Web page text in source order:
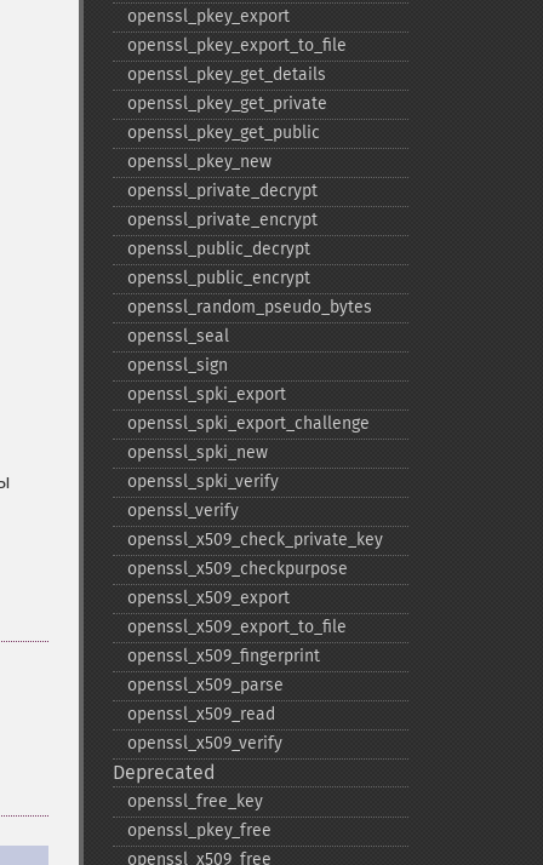
openssl_​pkey_​export
openssl_​pkey_​export_​to_​file
openssl_​pkey_​get_​details
openssl_​pkey_​get_​private
openssl_​pkey_​get_​public
openssl_​pkey_​new
openssl_​private_​decrypt
openssl_​private_​encrypt
openssl_​public_​decrypt
openssl_​public_​encrypt
openssl_​random_​pseudo_​bytes
openssl_​seal
openssl_​sign
openssl_​spki_​export
openssl_​spki_​export_​challenge
openssl_​spki_​new
openssl_​spki_​verify
openssl_​verify
openssl_​x509_​check_​private_​key
openssl_​x509_​checkpurpose
openssl_​x509_​export
openssl_​x509_​export_​to_​file
openssl_​x509_​fingerprint
openssl_​x509_​parse
openssl_​x509_​read
openssl_​x509_​verify
Deprecated
openssl_​free_​key
openssl_​pkey_​free
openssl_​x509_​free